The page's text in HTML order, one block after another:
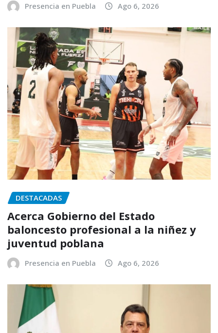
Presencia en Puebla Ago 6, 2026
DESTACADAS
Acerca Gobierno del Estado
baloncesto profesional a la niñez y
juventud poblana
Presencia en Puebla Ago 6, 2026